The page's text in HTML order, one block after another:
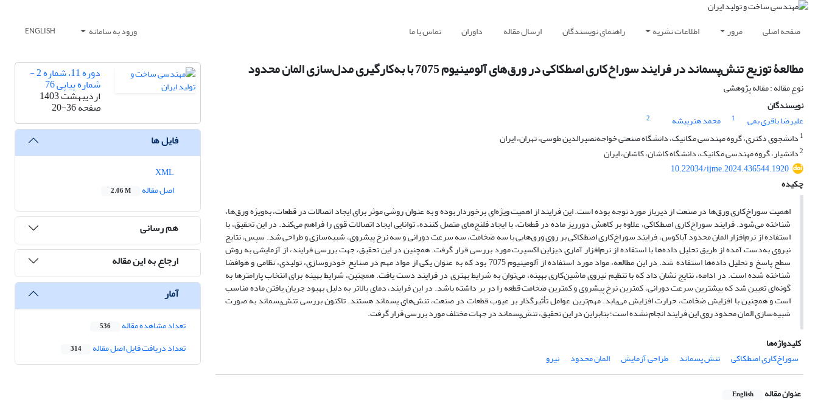
صفحه اصلی مرور اطلاعات نشریه راهنمای نویسندگان ارسال مقاله داوران تماس با ما ورود به سامانه ENGLISH
مطالعۀ توزیع تنش‌پسماند در فرایند سوراخ‌کاری اصطکاکی در ورق‌های آلومینیوم 7075 با به‌کارگیری مدل‌سازی المان محدود
نوع مقاله : مقاله پژوهشی
نویسندگان
علیرضا باقری بمی
1 محمد هنرپیشه
2
1 دانشجوی دکتری، گروه مهندسی مکانیک، دانشگاه صنعتی خواجه‌نصیرالدین طوسی، تهران، ایران
2دانشیار، گروه مهندسی مکانیک، دانشگاه کاشان، کاشان، ایران
10.22034/ijme.2024.436544.1920
چکیده
اهمیت سوراخ‌کاری ورق‌ها در صنعت از دیرباز مورد توجه بوده است. این فرایند از اهمیت ویژه‌ای برخوردار بوده و به عنوان روشی موثر برای ایجاد اتصالات در قطعات، به‌ویژه ورق‌ها،
شناخته می‌شود. فرایند سوراخ‌کاری اصطکاکی، علاوه بر کاهش دورریز ماده در قطعات، با ایجاد فلنج‌های متصل کننده، توانایی ایجاد اتصالات قوی را فراهم می‌کند. در این تحقیق، با
استفاده از نرم‌افزار المان محدود آباکوس، فرایند سوراخ‌کاری اصطکاکی بر روی ورق‌هایی با سه ضخامت، سه سرعت دورانی و سه نرخ پیشروی، شبیه‌سازی و طراحی شد. سپس، نتایج
نیروی به‌دست آمده از طریق تحلیل داده‌ها با استفاده از نرم‌افزار آماری دیزاین اکسپرت مورد بررسی قرار گرفت. همچنین در این تحقیق، جهت بررسی فرایند، از آزمایشی به روش
سطح پاسخ و تحلیل داده‌ها استفاده شد. در این مطالعه، مواد مورد استفاده از آلومینیوم 7075 بود که به عنوان یکی از مواد مهم در صنایع خودروسازی، تولیدی، نظامی و هوافضا
شناخته شده است. در ادامه، نتایج نشان داد که با تنظیم نیروی ماشین‌کاری بهینه، می‌توان به شرایط بهتری در فرایند دست یافت. همچنین، شرایط بهینه برای انتخاب پارامترها به
گونه‌ای تعیین شد که بیشترین سرعت دورانی، کمترین نرخ پیشروی و کمترین ضخامت قطعه را در بر داشته باشد. در این فرایند، دمای بالاتر به دلیل بهبود جریان یافتن ماده مناسب
است و همچنین با افزایش ضخامت، حرارت افزایش می‌یابد. مهم‌ترین عوامل تأثیرگذار بر عیوب قطعات در صنعت، تنش‌های پسماند هستند. تاکنون بررسی تنش‌پسماند به صورت
شبیه‌سازی المان محدود روی این فرایند انجام نشده است؛ بنابراین در این تحقیق، تنش‌پسماند در جهات مختلف مورد بررسی قرار گرفت.
کلیدواژه‌ها
سوراخ‌کاری اصطکاکی
تنش پسماند طراحی آزمایش المان محدود نیرو
عنوان مقاله English
دوره 11، شماره 2 -
شماره پیاپی 76
اردیبهشت 1403
صفحه20-36
فایل ها
اصل مقاله
2.06 M
هم رسانی
ارجاع به این مقاله
آمار
تعداد مشاهده مقاله 536
تعداد دریافت فایل اصل مقاله 314